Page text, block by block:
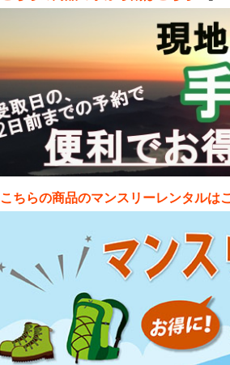
こちらの商品のマンスリーレンタルは